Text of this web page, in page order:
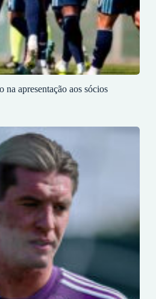
apresentação aos sócios